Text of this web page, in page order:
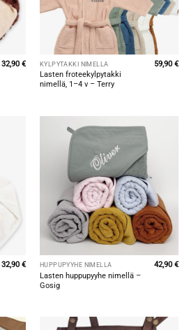
32,90€ KYLPYTAKKI NIMELLÄ
Lasten froteekylpytakki
nimellä, 1–4 v – Terry
59,90€
32,90€ HUPPUPYYHE NIMELLÄ
Lasten huppupyyhe nimellä –
Gosig
42,90€